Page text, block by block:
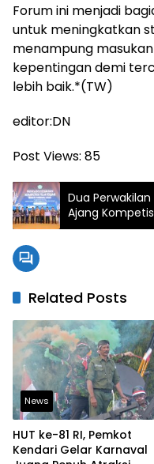
Forum ini menjadi
untuk meningkatkan
menampung
kepentingan demi
lebih baik.*(TW)
editor:DN
Post Views: 85
Dua
Ajang
Related Posts
News
HUT ke-81 RI, Pemkot
Kendari Gelar Karnaval